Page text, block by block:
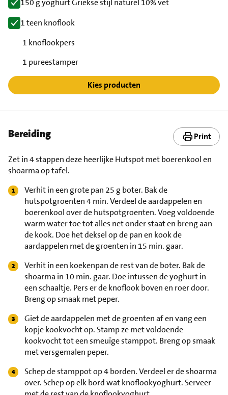
150 g yoghurt Griekse stijl naturel 10% vet
1 teen knoflook
1 knoflookpers
1 pureestamper
Kies producten
Bereiding Print
Zet in 4 stappen deze heerlijke Hutspot met boerenkool en
shoarma op tafel.
Verhit in een grote pan 25 g boter. Bak de
hutspotgroenten 4 min. Verdeel de aardappelen en
boerenkool over de hutspotgroenten. Voeg voldoende
warm water toe tot alles net onder staat en breng aan
de kook. Doe het deksel op de pan en kook de
aardappelen met de groenten in 15 min. gaar.
Verhit in een koekenpan de rest van de boter. Bak de
shoarma in 10 min. gaar. Doe intussen de yoghurt in
een schaaltje. Pers er de knoflook boven en roer door.
Breng op smaak met peper.
Giet de aardappelen met de groenten af en vang een
kopje kookvocht op. Stamp ze met voldoende
kookvocht tot een smeuïge stamppot. Breng op smaak
met versgemalen peper.
Schep de stamppot op 4 borden. Verdeel er de shoarma
over. Schep op elk bord wat knoflookyoghurt. Serveer